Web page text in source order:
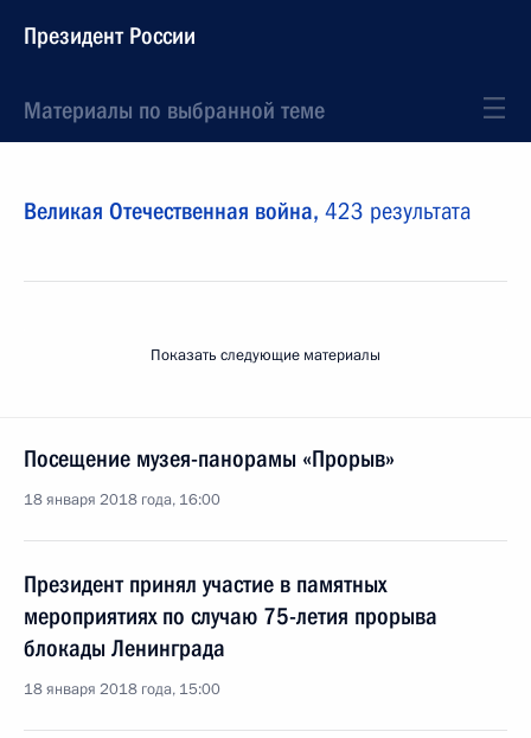
Президент России
Материалы по выбранной теме
Великая Отечественная война, 423 результата
Показать следующие материалы
Посещение музея-панорамы «Прорыв»
18 января 2018 года, 16:00
Президент принял участие в памятных
мероприятиях по случаю 75-летия прорыва
блокады Ленинграда
18 января 2018 года, 15:00